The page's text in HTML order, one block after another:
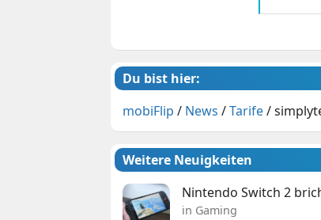
Du bist hier:
mobiFlip / News /Tarife/
Weitere Neuigkeiten
Nintendo Switch 2
in Gaming